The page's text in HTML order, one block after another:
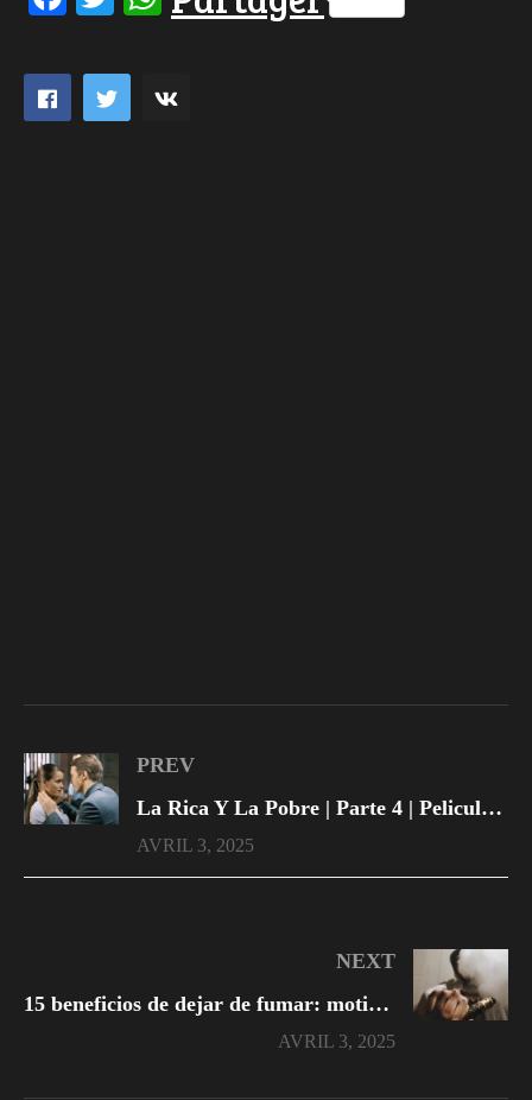
PREV
La Rica Y La Pobre | Parte 4 | Pelicula Completa En Español Latino
AVRIL 3, 2025
NEXT
15 beneficios de dejar de fumar: motivos para abandonar el tabaco
AVRIL 3, 2025